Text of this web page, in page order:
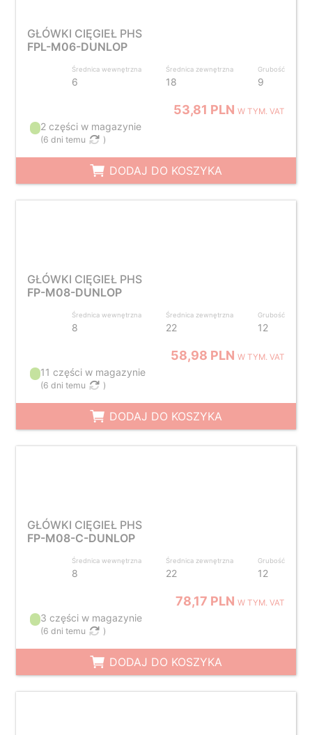
GŁÓWKI CIĘGIEŁ PHS
FPL-M06-DUNLOP
Średnica wewnętrzna
6
Średnica zewnętrzna
18
Grubość
9
53,81 PLNW TYM. VAT
2 części w magazynie
(6 dni temu )
DODAJ DO KOSZYKA
GŁÓWKI CIĘGIEŁ PHS
FP-M08-DUNLOP
Średnica wewnętrzna
8
Średnica zewnętrzna
22
Grubość
12
58,98 PLNW TYM. VAT
11 części w magazynie
(6 dni temu )
DODAJ DO KOSZYKA
GŁÓWKI CIĘGIEŁ PHS
FP-M08-C-DUNLOP
Średnica wewnętrzna
8
Średnica zewnętrzna
22
Grubość
12
78,17 PLNW TYM. VAT
3 części w magazynie
(6 dni temu )
DODAJ DO KOSZYKA